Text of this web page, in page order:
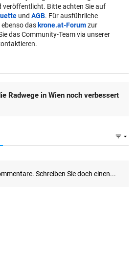
veröffentlicht. Bitte achten Sie auf
und AGB. Für ausführliche
das krone.at-Forumzur
das Community-Team via unserer